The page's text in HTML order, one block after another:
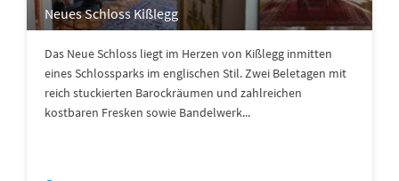
Neues Schloss Kißlegg
Das Neue Schloss liegt im Herzen von Kißlegg inmitten
eines Schlossparks im englischen Stil. Zwei Beletagen mit
reich stuckierten Barockräumen und zahlreichen
kostbaren Fresken sowie Bandelwerk...